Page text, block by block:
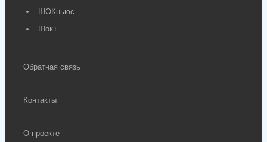
ШОКньюс
Шок+
Обратная связь
Контакты
О проекте